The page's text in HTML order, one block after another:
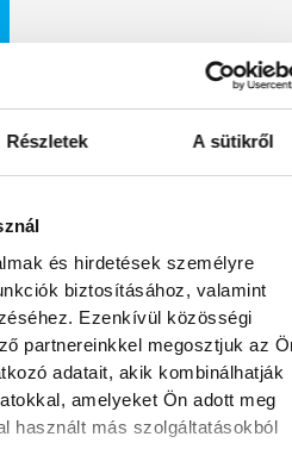
Részletek A sütikről
és hirdetések személyre
biztosításához, valamint
Ezenkívül közösségi
partnereinkkel megosztjuk az
adatait, akik kombinálhatják
amelyeket Ön adott meg
használt más szolgáltatásokból
elő
vízállása miatt egy
II. világháborús német
elő
sziklái alól, máshol
brit akna került